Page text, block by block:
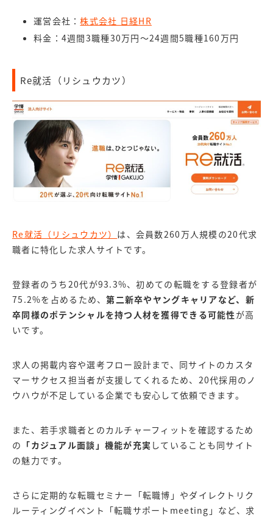
運営会社：株式会社 日経HR
料金：4週間3職種30万円～24週間5職種160万円
Re就活（リシュウカツ）
Re就活（リシュウカツ） は、会員数260万人規模の20代求
職者に特化した求人サイトです。
登録者のうち20代が93.3%、初めての転職をする登録者が
75.2%を占めるため、第二新卒やヤングキャリアなど、新
卒同様のポテンシャルを持つ人材を獲得できる可能性 が高
いです。
求人の掲載内容や選考フロー設計まで、同サイトのカスタ
マーサクセス担当者が支援してくれるため、20代採用のノ
ウハウが不足している企業でも安心して依頼できます。
また、若手求職者とのカルチャーフィットを確認するため
の 「カジュアル面談」機能が充実 していることも同サイト
の魅力です。
さらに定期的な転職セミナー「転職博」やダイレクトリク
ルーティングイベント「転職サポートmeeting」など、求